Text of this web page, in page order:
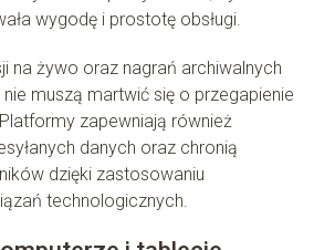
wygodę i prostotę obsługi.
na żywo oraz nagrań archiwalnych
muszą martwić się o przegapienie
zapewniają również
danych oraz chronią
dzięki zastosowaniu
technologicznych.